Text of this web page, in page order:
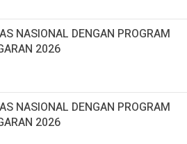
NASIONAL DENGAN PROGRAM
2026
NASIONAL DENGAN PROGRAM
2026